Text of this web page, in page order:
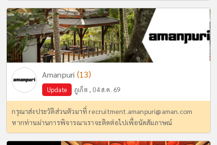
Amanpuri (13)
Update ภูเก็ต , 04 ส.ค. 69
กรุณาส่งประวัติส่วนตัวมาที่recruitment.amanpuri@aman.com
หากท่านผ่านการพิจารณาเราจะติดต่อไปเพื่อนัดสัมภาษณ์